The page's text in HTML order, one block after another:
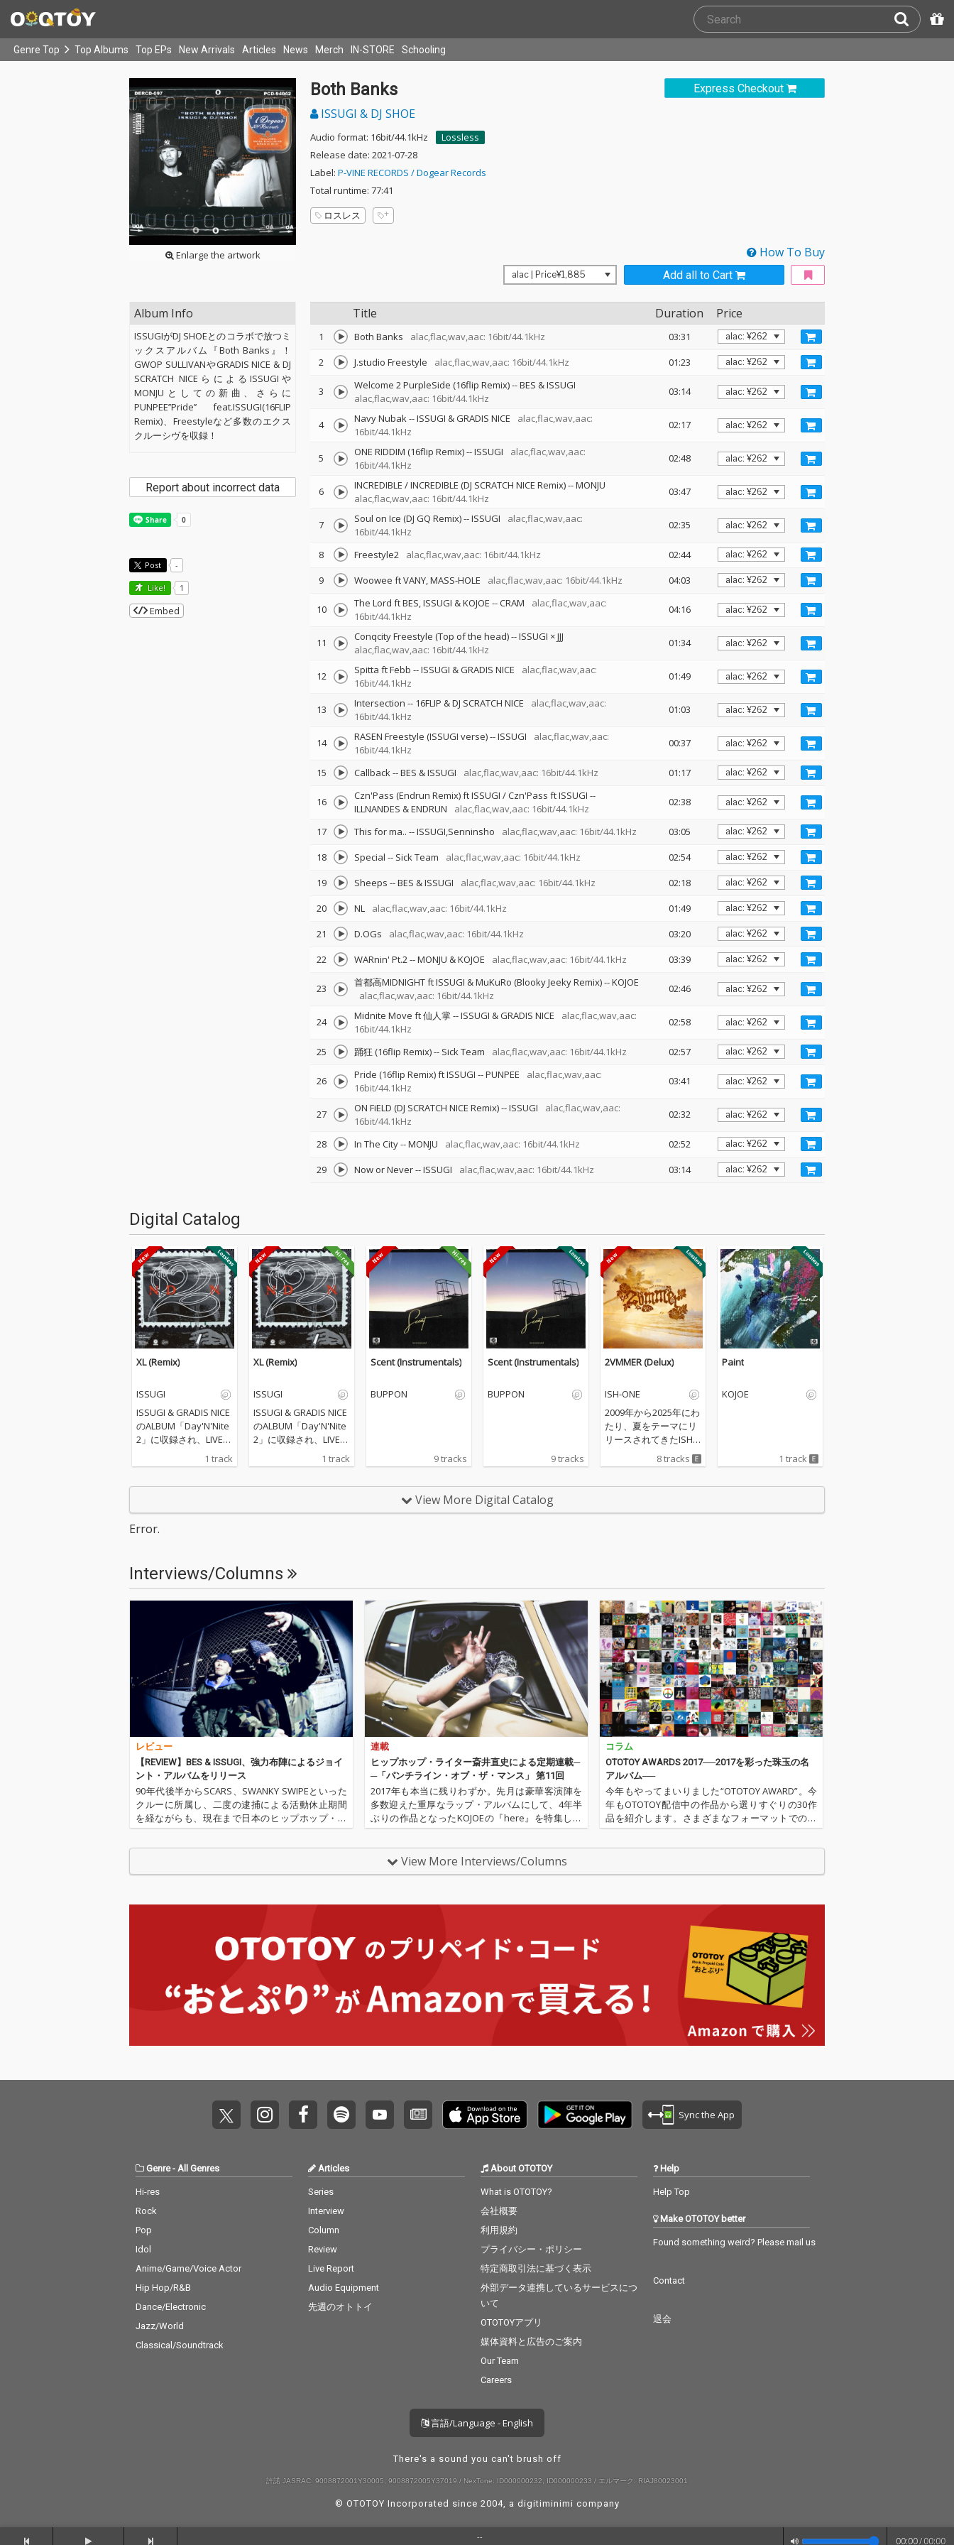
Genre Top Top Albums Top EPs New Arrivals Articles News Merch IN-STORE Schooling
Enlarge the artwork
Express Checkout
Both Banks
ISSUGI & DJ SHOE
Audio format: 16bit/44.1kHz
Lossless
Release date: 2021-07-28
Label: P-VINE RECORDS / Dogear Records
Total runtime: 77:41
ロスレス
How To Buy
Add all to Cart
Title Duration Price
1 Both Banks alac,flac,wav,aac: 16bit/44.1kHz
03:31
2
J.studio Freestyle alac,flac,wav,aac: 16bit/44.1kHz 01:23
3 Welcome 2 PurpleSide (16flip Remix)--BES & ISSUGI
alac,flac,wav,aac: 16bit/44.1kHz
03:14
4 Navy Nubak--ISSUGI & GRADIS NICE
alac,flac,wav,aac:
16bit/44.1kHz
02:17
5 ONE RIDDIM (16flip Remix)--ISSUGI
alac,flac,wav,aac:
16bit/44.1kHz
02:48
6 INCREDIBLE / INCREDIBLE (DJ SCRATCH NICE Remix)--MONJU
alac,flac,wav,aac: 16bit/44.1kHz
03:47
7 Soul on Ice (DJ GQ Remix)--ISSUGI
alac,flac,wav,aac:
16bit/44.1kHz
02:35
8 Freestyle2 alac,flac,wav,aac: 16bit/44.1kHz
02:44
9
Woowee ft VANY, MASS-HOLE alac,flac,wav,aac: 16bit/44.1kHz 04:03
10 The Lord ft BES, ISSUGI & KOJOE --CRAM
alac,flac,wav,aac:
16bit/44.1kHz
04:16
11 Conqcity Freestyle (Top of the head)--ISSUGI × JJJ
alac,flac,wav,aac: 16bit/44.1kHz
01:34
12 Spitta ft Febb --ISSUGI & GRADIS NICE
alac,flac,wav,aac:
16bit/44.1kHz
01:49
13 Intersection -- 16FLIP & DJ SCRATCH NICE
alac,flac,wav,aac:
16bit/44.1kHz
01:03
14 RASEN Freestyle (ISSUGI verse)--ISSUGI
alac,flac,wav,aac:
16bit/44.1kHz
00:37
15 Callback--BES & ISSUGI alac,flac,wav,aac: 16bit/44.1kHz 01:17
16 Czn'Pass (Endrun Remix) ft ISSUGI / Czn'Pass ft ISSUGI --
ILLNANDES & ENDRUN
alac,flac,wav,aac: 16bit/44.1kHz
02:38
17 This for ma.. --ISSUGI,Senninsho alac,flac,wav,aac: 16bit/44.1kHz
03:05
18
Special -- Sick Team alac,flac,wav,aac: 16bit/44.1kHz
02:54
19
Sheeps --BES & ISSUGI alac,flac,wav,aac: 16bit/44.1kHz
02:18
20
NL alac,flac,wav,aac: 16bit/44.1kHz
01:49
21
D.OGs alac,flac,wav,aac: 16bit/44.1kHz
03:20
22
WARnin' Pt.2--MONJU & KOJOE alac,flac,wav,aac: 16bit/44.1kHz 03:39
23 首都高MIDNIGHT ft ISSUGI & MuKuRo (Blooky Jeeky Remix)--KOJOE
alac,flac,wav,aac: 16bit/44.1kHz
02:46
24 Midnite Move ft 仙人掌--ISSUGI & GRADIS NICE
alac,flac,wav,aac:
16bit/44.1kHz
02:58
25 踊狂 (16flip Remix)-- Sick Team alac,flac,wav,aac: 16bit/44.1kHz 02:57
26 Pride (16flip Remix) ft ISSUGI --PUNPEE
alac,flac,wav,aac:
16bit/44.1kHz
03:41
27 ON FiELD (DJ SCRATCH NICE Remix)--ISSUGI
alac,flac,wav,aac:
16bit/44.1kHz
02:32
28 In The City--MONJU alac,flac,wav,aac: 16bit/44.1kHz
02:52
29
Now or Never--ISSUGI alac,flac,wav,aac: 16bit/44.1kHz 03:14
Album Info
ISSUGIがDJ SHOEとのコラボで放つミ
ックスアルバム『Both Banks』！
GWOP SULLIVANやGRADIS NICE & DJ
SCRATCH NICEらによるISSUGIや
MONJUとしての新曲、さらに
PUNPEE’’Pride’’ feat.ISSUGI(16FLIP
Remix)、Freestyleなど多数のエクス
クルーシヴを収録！
Report about incorrect data
Post -
Like! 1
Embed
Digital Catalog
XL (Remix)
ISSUGI
ISSUGI & GRADIS NICE
のALBUM「Day'N'Nite
2」に収録され、LIVEで
る「XL」のRemixがfe
1 track
XL (Remix)
ISSUGI
ISSUGI & GRADIS NICE
のALBUM「Day'N'Nite
2」に収録され、LIVEで
る「XL」のRemixがfe
1 track
Scent (Instrumentals)
BUPPON
9 tracks
Scent (Instrumentals)
BUPPON
9 tracks
2VMMER (Delux)
ISH-ONE
2009年から2025年にわ
たり、夏をテーマにリ
リースされてきたISH-
ONE / 「Mr. Summer」
シリーズをコンパイル
8 tracks
Paint
KOJOE
1 track
View More Digital Catalog
Error.
Interviews/Columns
レビュー
【REVIEW】BES & ISSUGI、強力布陣によるジョイ
ント・アルバムをリリース
90年代後半からSCARS、SWANKY SWIPEといった
クルーに所属し、二度の逮捕による活動休止期間
を経ながらも、現在まで日本のヒップホップ・シ
ーン随一の天才として活躍し続けているラッパーB
連載
ヒップホップ・ライター斎井直史による定期連載─
─「パンチライン・オブ・ザ・マンス」 第11回
2017年も本当に残りわずか。先月は豪華客演陣を
多数迎えた重厚なラップ・アルバムにして、4年半
ぶりの作品となったKOJOEの『here』を特集しま
した。第11回目を迎えた今月の「パンチライン・
プホップ・シーン…
コラム
OTOTOY AWARDS 2017──2017を彩った珠玉の名
アルバム──
今年もやってまいりました“OTOTOY AWARD”。今
年もOTOTOY配信中の作品から選りすぐりの30作
品を紹介します。さまざまなフォーマットでのリ
リースも多い最近ですが、ここではあえてのオリ
View More Interviews/Columns
Sync the App
Genre- All Genres
Hi-res
Rock
Pop
Idol
Anime/Game/Voice Actor
Hip Hop/R&B
Dance/Electronic
Jazz/World
Classical/Soundtrack
Articles
Series
Interview
Column
Review
Live Report
Audio Equipment
先週のオトトイ
About OTOTOY
What is OTOTOY?
会社概要
利用規約
プライバシー・ポリシー
特定商取引法に基づく表示
外部データ連携しているサービスにつ
いて
OTOTOYアプリ
媒体資料と広告のご案内
Our Team
Careers
Help
Help Top
Make OTOTOY better
Found something weird? Please mail us
Contact
退会
言語/Language - English
There's a sound you can't brush off
許諾 JASRAC: 9008872001Y30005, 9008872005Y37019 / NexTone: ID000000232, ID000000233 / エルマーク: RIAJ80023001
© OTOTOY Incorporated since 2004, a digitiminimi company
-- 00:00/00:00